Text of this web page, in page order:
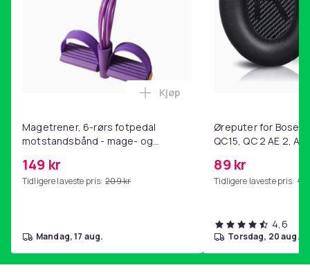
Magetrener, 6-rørs fotpedal
motstandsbånd - mage- og
hjemmegymnastikk Purple
149 kr
Tidligere laveste pris: 209 kr
Legg Magetrener, 6-rørs
Kjøp
mandag, 17 aug.
Øreputer for Bose
QC15, QC 2 AE 2, AE
89 kr
Tidligere laveste pris: 99
4,6
torsdag, 20 aug.